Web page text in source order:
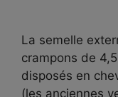
La semelle
crampons de
disposés en
(les anciennes